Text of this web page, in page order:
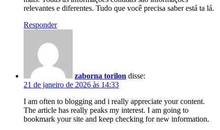
relevantes e diferentes. Tudo que você precisa saber está ta lá.
Responder
zaborna torilon disse:
21 de janeiro de 2026 às 14:33
I am often to blogging and i really appreciate your content.
The article has really peaks my interest. I am going to
bookmark your site and keep checking for new information.